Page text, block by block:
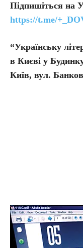
Підпишіться на
https://t.me/
“Українську
в Києві у
Київ, вул.